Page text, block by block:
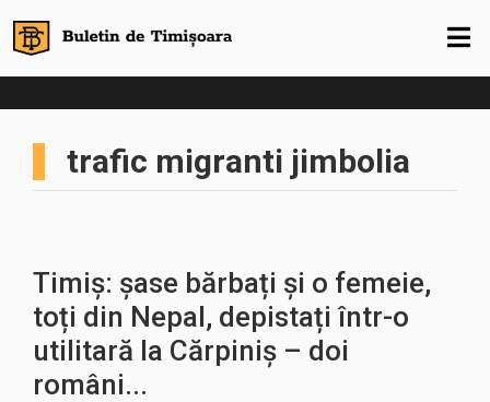
trafic migranti jimbolia
Timiș: șase bărbați și o femeie,
toți din Nepal, depistați într-o
utilitară la Cărpiniș – doi
români...